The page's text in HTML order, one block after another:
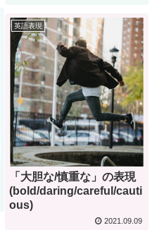
英語表現
「大胆な/慎重な」の表現
(bold/daring/careful/cauti
ous)
2021.09.09